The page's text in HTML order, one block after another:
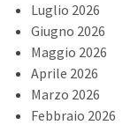
Luglio 2026
Giugno 2026
Maggio 2026
Aprile 2026
Marzo 2026
Febbraio 2026